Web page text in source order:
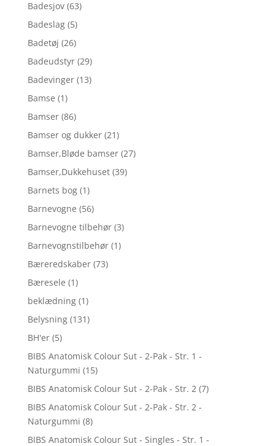
Badesjov (63)
Badeslag (5)
Badetøj (26)
Badeudstyr (29)
Badevinger (13)
Bamse (1)
Bamser (86)
Bamser og dukker (21)
Bamser,Bløde bamser (27)
Bamser,Dukkehuset (39)
Barnets bog (1)
Barnevogne (56)
Barnevogne tilbehør (3)
Barnevognstilbehør (1)
Bæreredskaber (73)
Bæresele (1)
beklædning (1)
Belysning (131)
BH'er (5)
BIBS Anatomisk Colour Sut - 2-Pak - Str. 1 -
Naturgummi (15)
BIBS Anatomisk Colour Sut - 2-Pak - Str. 2 (7)
BIBS Anatomisk Colour Sut - 2-Pak - Str. 2 -
Naturgummi (8)
BIBS Anatomisk Colour Sut - Singles - Str. 1 -